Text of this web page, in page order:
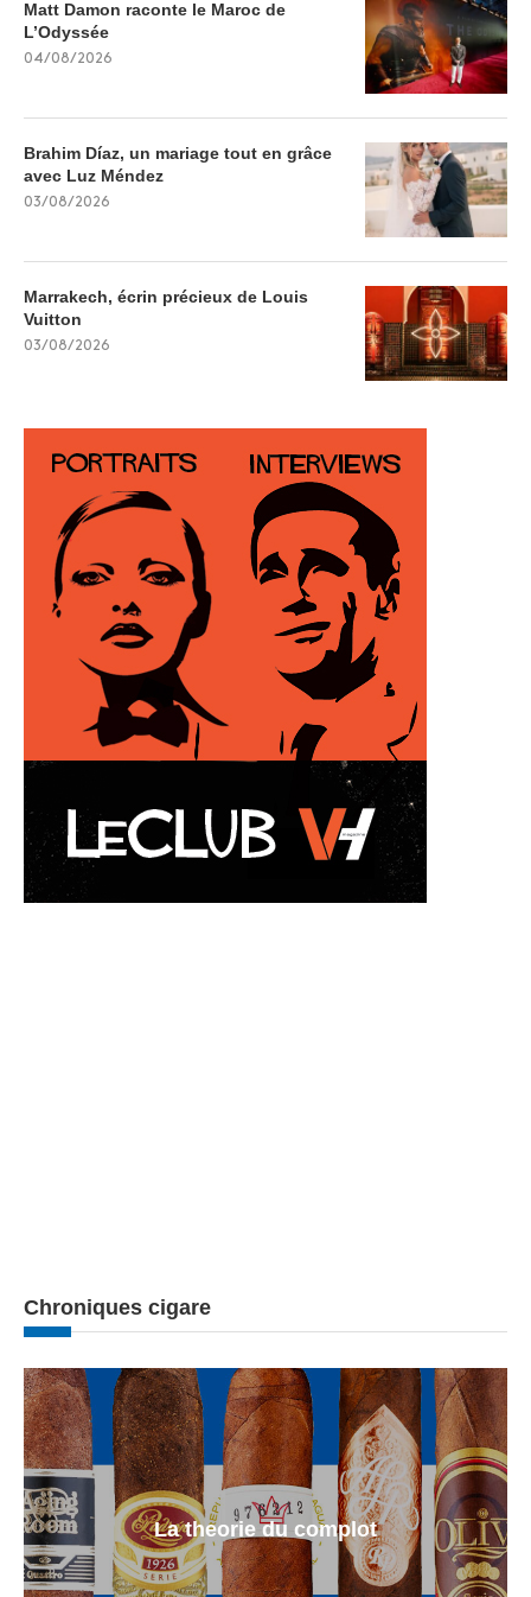
Matt Damon raconte le Maroc de
L’Odyssée
04/08/2026
Brahim Díaz, un mariage tout en grâce
avec Luz Méndez
03/08/2026
Marrakech, écrin précieux de Louis
Vuitton
03/08/2026
Chroniques cigare
La theorie du complot